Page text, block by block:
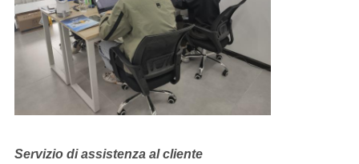
Servizio di assistenza al cliente